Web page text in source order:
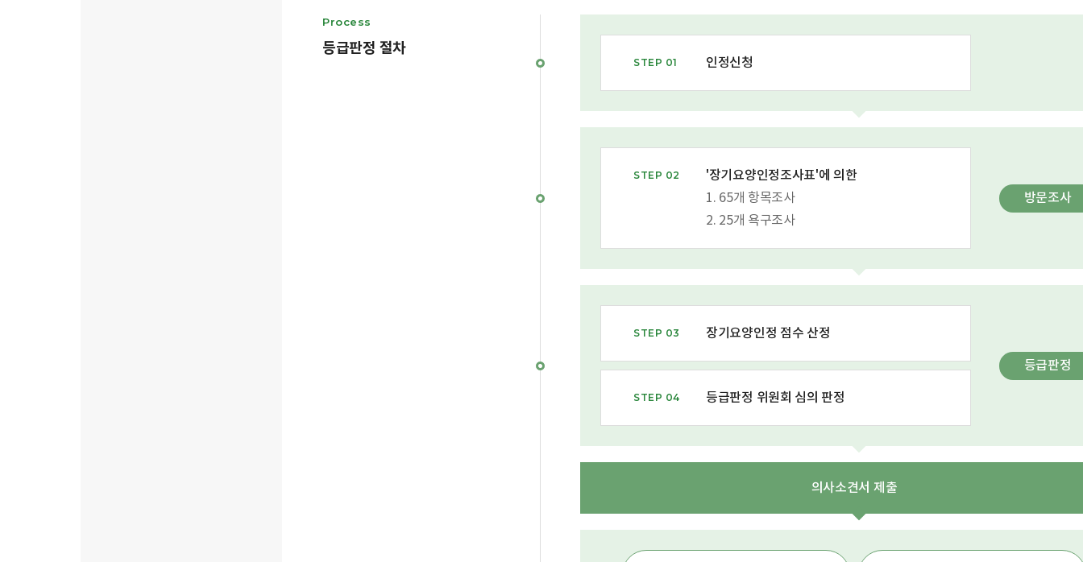
Process
등급판정 절차
STEP 01 인정신청
STEP 02
'장기요양인정조사표'에 의한
1. 65개 항목조사
2. 25개 욕구조사
방문조사
STEP 03 장기요양인정 점수 산정
STEP 04 등급판정 위원회 심의 판정
등급판정
의사소견서 제출